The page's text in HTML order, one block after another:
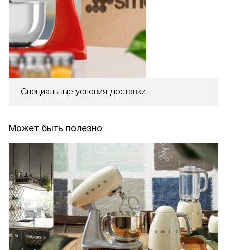
Специальные условия доставки
Может быть полезно